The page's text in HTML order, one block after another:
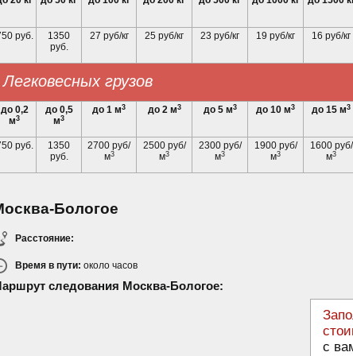
руб.
1350
руб.
27 руб/кг 25 руб/кг 23 руб/кг 19 руб/кг 16 руб/кг
Легковесных грузов
до 0,2
м3
до 0,5
м3
до 1 м3 до 2 м3 до 5 м3 до 10 м3 до 15 м3
руб.
1350
руб.
2700 руб/
м3
2500 руб/
м3
2300 руб/
м3
1900 руб/
м3
1600 руб/
м3
Бологое
Расстояние:
Время в пути: около часов
следования Москва-Бологое:
с